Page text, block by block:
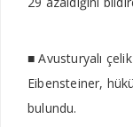
■ Avusturyalı
Eibensteiner,
bulundu.